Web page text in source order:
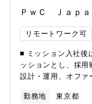
ＰｗＣ Ｊａｐａ
リモートワーク可
■ ミッション入社後
ッションとし、採
設計・運用、オファ
ゼクティブと密に
勤務地 東京都